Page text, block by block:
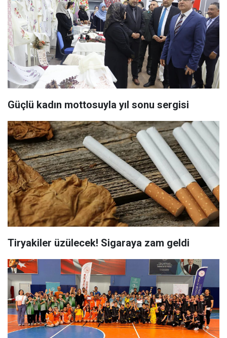
Güçlü kadın mottosuyla yıl sonu sergisi
Tiryakiler üzülecek! Sigaraya zam geldi